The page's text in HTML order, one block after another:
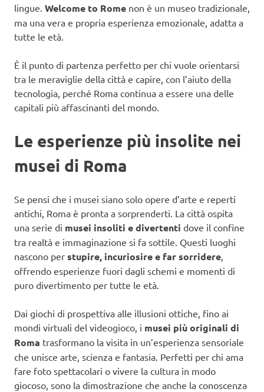
lingue. Welcome to Rome non è un museo tradizionale,
ma una vera e propria esperienza emozionale, adatta a
tutte le età.
È il punto di partenza perfetto per chi vuole orientarsi
tra le meraviglie della città e capire, con l’aiuto della
tecnologia, perché Roma continua a essere una delle
capitali più affascinanti del mondo.
Le esperienze più insolite nei
musei di Roma
Se pensi che i musei siano solo opere d’arte e reperti
antichi, Roma è pronta a sorprenderti. La città ospita
una serie di musei insoliti e divertenti dove il confine
tra realtà e immaginazione si fa sottile. Questi luoghi
nascono per stupire, incuriosire e far sorridere
offrendo esperienze fuori dagli schemi e momenti di
puro divertimento per tutte le età.
Dai giochi di prospettiva alle illusioni ottiche, fino ai
mondi virtuali del videogioco, i musei più originali di
Roma trasformano la visita in un’esperienza sensoriale
che unisce arte, scienza e fantasia. Perfetti per chi ama
fare foto spettacolari o vivere la cultura in modo
giocoso, sono la dimostrazione che anche la conoscenza